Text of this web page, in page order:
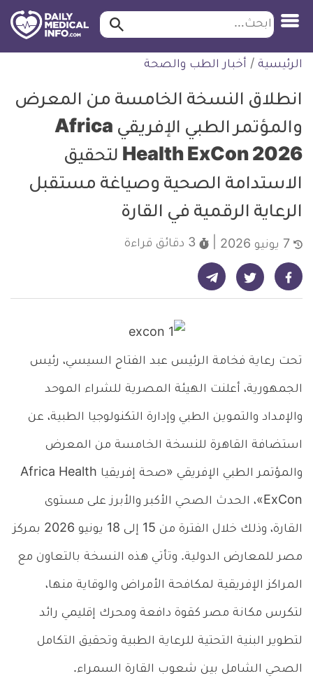
التخطي
للمحتوى
ابحث ابحث…
الرئيسية / أخبار الطب والصحة
انطلاق النسخة الخامسة من المعرض
والمؤتمر الطبي الإفريقي Africa
Health ExCon 2026 لتحقيق
الاستدامة الصحية وصياغة مستقبل
الرعاية الرقمية في القارة
3 دقائق قراءة
شارك على فيسبوك - ديلي ميديكال انفو شارك على تويتر - ديلي ميديكال انفو شارك على تيليجرام - ديلي ميديكال انفو
تحت رعاية فخامة الرئيس عبد الفتاح السيسي، رئيس
الجمهورية، أعلنت الهيئة المصرية للشراء الموحد
والإمداد والتموين الطبي وإدارة التكنولوجيا الطبية، عن
استضافة القاهرة للنسخة الخامسة من المعرض
والمؤتمر الطبي الإفريقي «صحة إفريقيا Africa Health
ExCon»، الحدث الصحي الأكبر والأبرز على مستوى
القارة، وذلك خلال الفترة من 15 إلى 18 يونيو 2026 بمركز
مصر للمعارض الدولية. وتأتي هذه النسخة بالتعاون مع
المراكز الإفريقية لمكافحة الأمراض والوقاية منها،
لتكرس مكانة مصر كقوة دافعة ومحرك إقليمي رائد
لتطوير البنية التحتية للرعاية الطبية وتحقيق التكامل
الصحي الشامل بين شعوب القارة السمراء.